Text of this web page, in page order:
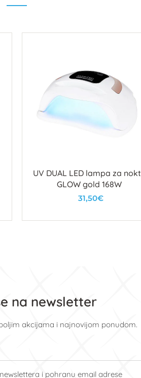
UV DUAL LED lampa za
GLOW gold 168W
31,50€
U košaricu
na newsletter
akcijama i najnovijom ponudom.
i pohranu email adrese